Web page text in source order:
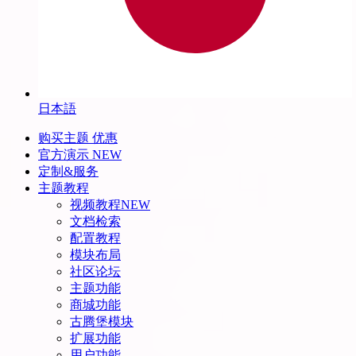
日本語
购买主题 优惠
官方演示 NEW
定制&服务
主题教程
视频教程NEW
文档检索
配置教程
模块布局
社区论坛
主题功能
商城功能
古腾堡模块
扩展功能